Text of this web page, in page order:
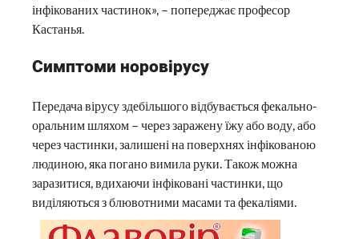
інфікованих частинок», – попереджає професор
Кастанья.
Симптоми норовірусу
Передача вірусу здебільшого відбувається фекально-
оральним шляхом – через заражену їжу або воду, або
через частинки, залишені на поверхнях інфікованою
людиною, яка погано вимила руки. Також можна
заразитися, вдихаючи інфіковані частинки, що
виділяються з блювотними масами та фекаліями.